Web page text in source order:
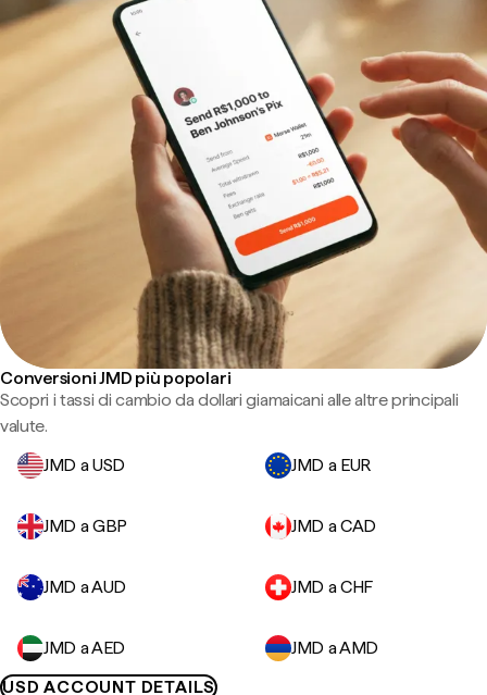
Conversioni JMD più popolari
Scopri i tassi di cambio da dollari giamaicani alle altre principali
valute.
JMD a USD
JMD a EUR
JMD a GBP JMD a CAD
JMD a AUD JMD a CHF
JMD a AED
JMD a AMD
USD ACCOUNT DETAILS